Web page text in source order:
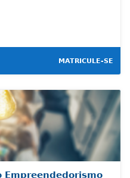
MATRICULE-SE
Empreendedorismo